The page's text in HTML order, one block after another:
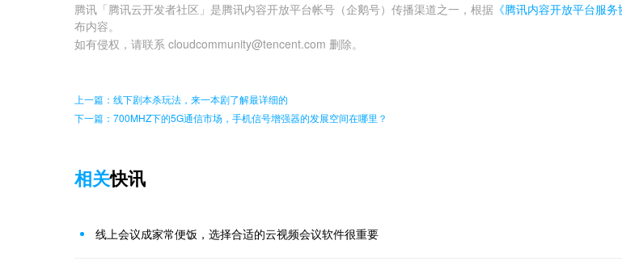
腾讯「腾讯云开发者社区」是腾讯内容开放平台帐号（企鹅号）传播渠道之一，根据 《腾讯内容开放平台服务
布内容。
如有侵权，请联系 cloudcommunity@tencent.com 删除。
上一篇：线下剧本杀玩法，来一本剧了解最详细的
下一篇：700MHZ下的5G通信市场，手机信号增强器的发展空间在哪里？
相关快讯
线上会议成家常便饭，选择合适的云视频会议软件很重要